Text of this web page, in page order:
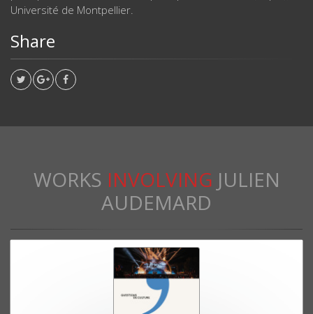
Université de Montpellier.
Share
WORKS INVOLVING JULIEN
AUDEMARD